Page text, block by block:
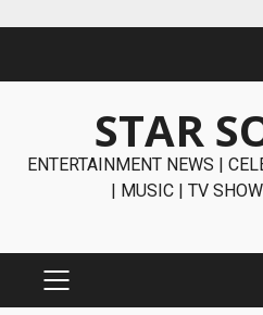
STAR
ENTERTAINMENT NEWS |
| MUSIC | TV
PRIMARY